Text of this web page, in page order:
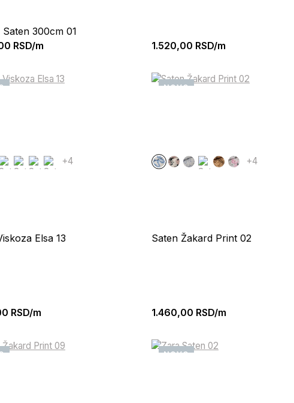
300cm 01
RSD/m 1.520,00 RSD/m
+4
Elsa 13
RSD/m
NOVO
+4
Saten Žakard Print 02
1.460,00 RSD/m
NOVO